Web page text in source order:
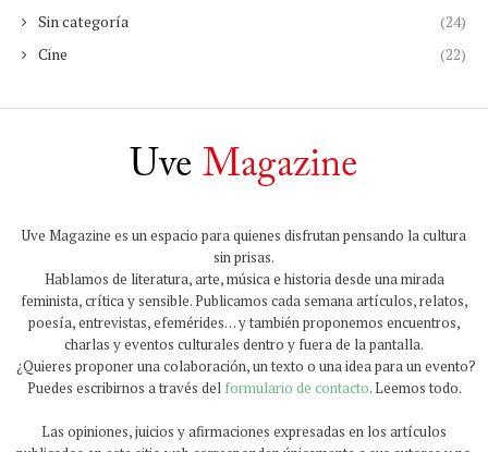
Sin categoría
(24)
Cine
(22)
Uve Magazine es un espacio para quienes disfrutan pensando la cultura
sin prisas.
Hablamos de literatura, arte, música e historia desde una mirada
feminista, crítica y sensible. Publicamos cada semana artículos, relatos,
poesía, entrevistas, efemérides… y también proponemos encuentros,
charlas y eventos culturales dentro y fuera de la pantalla.
¿Quieres proponer una colaboración, un texto o una idea para un evento?
Puedes escribirnos a través del formulario de contacto. Leemos todo.
Las opiniones, juicios y afirmaciones expresadas en los artículos